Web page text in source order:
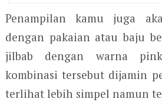
Penampilan kamu juga
dengan pakaian atau baju
jilbab dengan warna
kombinasi tersebut dijamin
terlihat lebih simpel namun